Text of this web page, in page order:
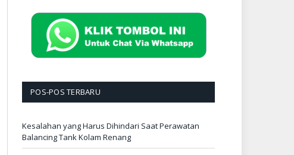
POS-POS TERBARU
Kesalahan yang Harus Dihindari Saat Perawatan
Balancing Tank Kolam Renang